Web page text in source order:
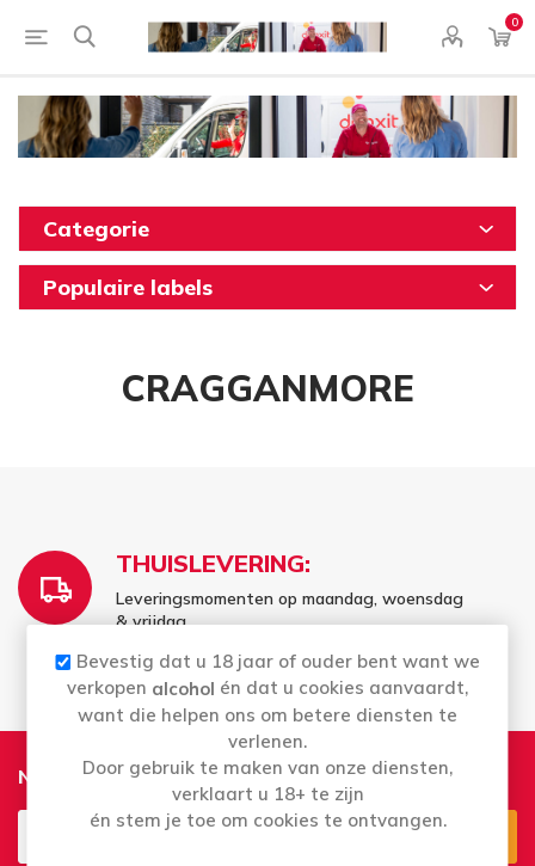
0
Categorie
Populaire labels
CRAGGANMORE
THUISLEVERING:
Leveringsmomenten op maandag, woensdag
& vrijdag
Nieuwsbrief
Bevestig dat u 18 jaar of ouder bent want we
verkopen alcohol én dat u cookies aanvaardt,
want die helpen ons om betere diensten te
verlenen.
Door gebruik te maken van onze diensten,
verklaart u 18+ te zijn
én stem je toe om cookies te ontvangen.